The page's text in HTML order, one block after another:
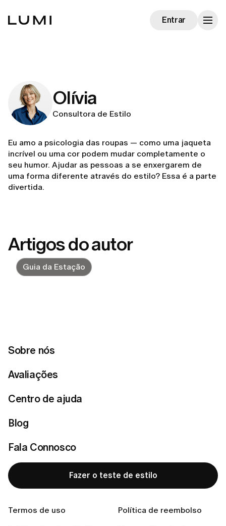
Sobre nós
Avaliações
Centro de ajuda
Blog
Fala Connosco
Fazer o teste de estilo
Termos de uso Política de reembolso
Entrar
Olívia
Consultora de Estilo
Eu amo a psicologia das roupas — como uma jaqueta
incrível ou uma cor podem mudar completamente o
seu humor. Ajudar as pessoas a se enxergarem de
uma forma diferente através do estilo? Essa é a parte
divertida.
Artigos do autor
Guia da Estação
real